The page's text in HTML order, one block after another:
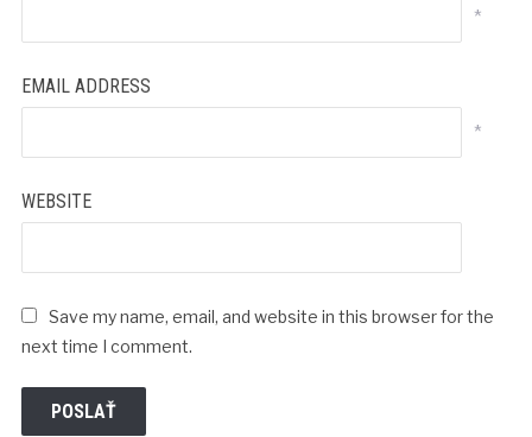
*
EMAIL ADDRESS
*
WEBSITE
Save my name, email, and website in this browser for the
next time I comment.